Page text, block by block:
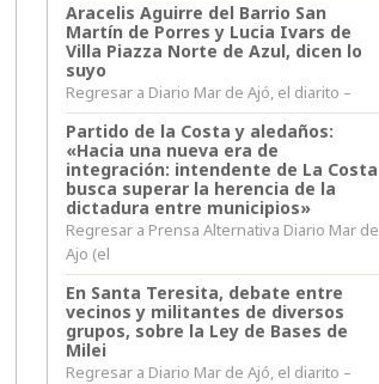
Aracelis Aguirre del Barrio San
Martín de Porres y Lucia Ivars de
Villa Piazza Norte de Azul, dicen lo
suyo
Regresar a Diario Mar de Ajó, el diarito –
Partido de la Costa y aledaños:
«Hacia una nueva era de
integración: intendente de La Costa
busca superar la herencia de la
dictadura entre municipios»
Regresar a Prensa Alternativa Diario Mar de
Ajo (el
En Santa Teresita, debate entre
vecinos y militantes de diversos
grupos, sobre la Ley de Bases de
Milei
Regresar a Diario Mar de Ajó, el diarito –